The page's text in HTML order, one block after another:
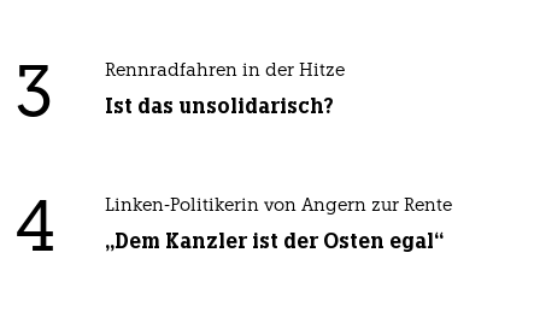
3 Rennradfahren in der Hitze
Ist das unsolidarisch?
4 Linken-Politikerin von Angern zur Rente
„Dem Kanzler ist der Osten egal“